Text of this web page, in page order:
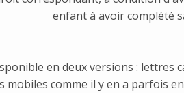
enfant à avoir complété
en deux versions : lettres
mobiles comme il y en a parfois